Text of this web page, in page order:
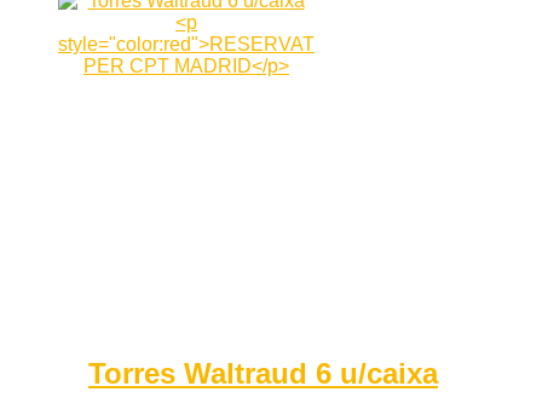
Torres Waltraud 6 u/caixa